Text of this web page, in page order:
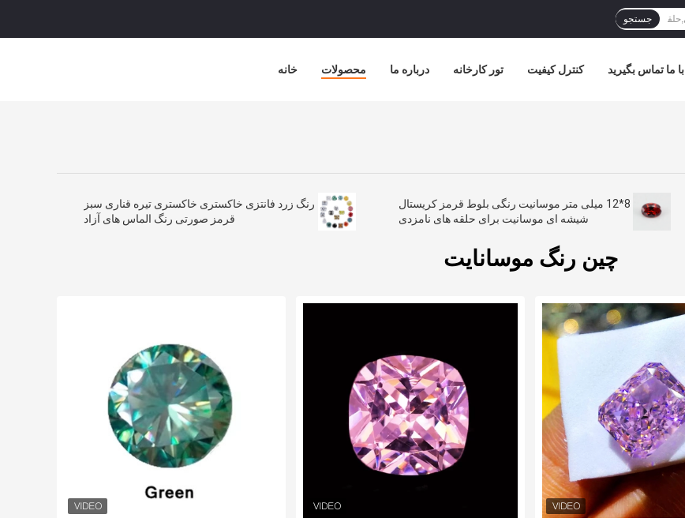
جستجو
خانه محصولات درباره ما تور کارخانه کنترل کیفیت با ما تماس بگیرید
رنگ زرد فانتزی خاکستری خاکستری تیره قناری سبز
قرمز صورتی رنگ الماس های آزاد
8*12 میلی متر موسانیت رنگی بلوط قرمز کریستال
شیشه ای موسانیت برای حلقه های نامزدی
چین رنگ موسانایت